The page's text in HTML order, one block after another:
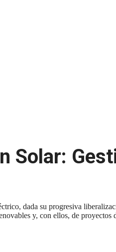
Solar:
dada su progresiva
y, con ellos, de